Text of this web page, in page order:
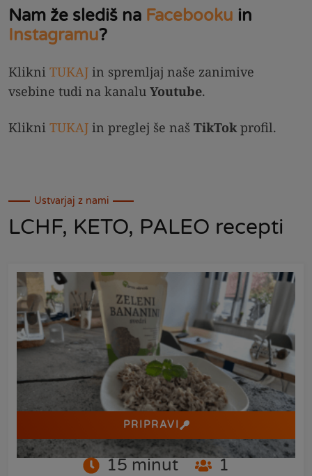
Nam že slediš na Facebooku in
Instagramu?
Klikni TUKAJ in spremljaj naše zanimive
vsebine tudi na kanalu Youtube.
Klikni TUKAJ in preglej še naš TikTokprofil.
Ustvarjaj z nami
LCHF, KETO, PALEO recepti
PRIPRAVI
15 minut
1